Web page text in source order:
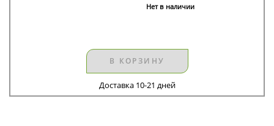
Нет в наличии
В КОРЗИНУ
Доставка 10-21 дней